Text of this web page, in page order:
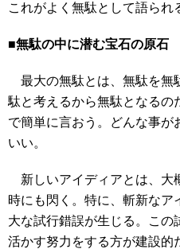
これがよく無駄として語られ
■無駄の中に潜む宝石の原石
最大の無駄とは、無駄を無
駄と考えるから無駄となるの
で簡単に言おう。どんな事
いい。
新しいアイディアとは、大
時にも閃く。特に、斬新な
大な試行錯誤が生じる。この
活かす努力をする方が建設的